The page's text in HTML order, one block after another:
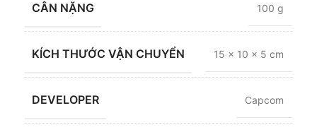
CÂN NẶNG 100 g
KÍCH THƯỚC VẬN CHUYỂN 15 × 10 × 5 cm
DEVELOPER Capcom